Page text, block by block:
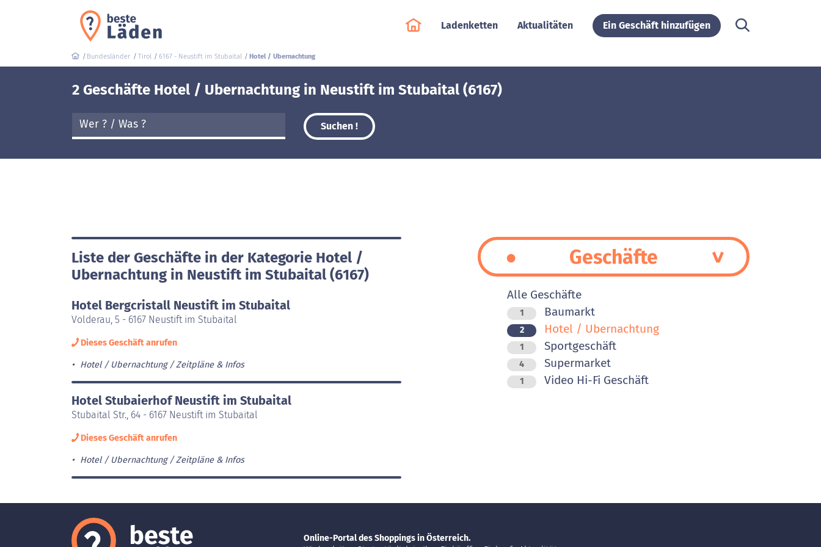
Ladenketten Aktualitäten Ein Geschäft hinzufügen
Bundesländer Tirol 6167 - Neustift im Stubaital Hotel / Ubernachtung
2 Geschäfte Hotel / Ubernachtung in Neustift im Stubaital (6167)
Suchen !
Liste der Geschäfte in der Kategorie Hotel /
Ubernachtung in Neustift im Stubaital (6167)
Hotel Bergcristall Neustift im Stubaital
Volderau, 5 - 6167 Neustift im Stubaital
Dieses Geschäft anrufen
Hotel / Ubernachtung Zeitpläne & Infos
Hotel Stubaierhof Neustift im Stubaital
Stubaital Str., 64 - 6167 Neustift im Stubaital
Dieses Geschäft anrufen
Hotel / Ubernachtung Zeitpläne & Infos
Geschäfte
Alle Geschäfte
1 Baumarkt
2 Hotel / Ubernachtung
1 Sportgeschäft
4 Supermarket
1 Video Hi-Fi Geschäft
Online-Portal des Shoppings in Österreich.